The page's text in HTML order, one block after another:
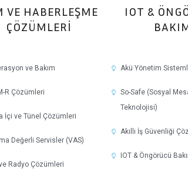
VE HABERLEŞME
ÇÖZÜMLERİ
IOT &
ve Bakım
R Çözümleri
İçi ve Tünel Çözümleri
Değerli Servisler (VAS)
Radyo Çözümleri
Akü Yönetim
So-Safe (Sosyal
Teknolojisi)
Akıllı İş Güvenliği
IOT & Öngörücü